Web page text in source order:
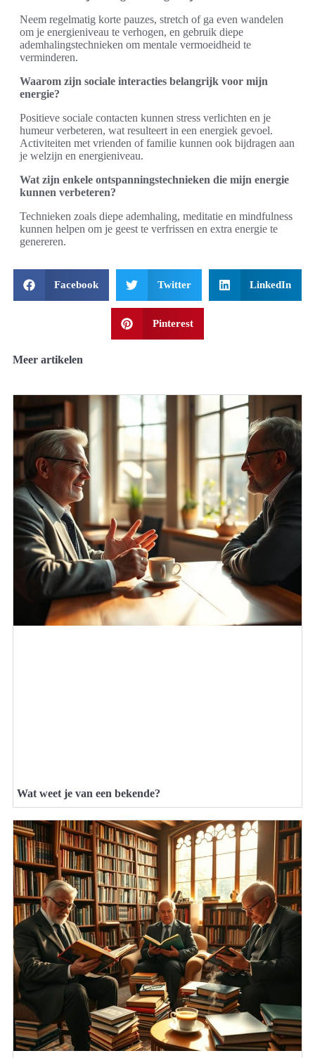
Neem regelmatig korte pauzes, stretch of ga even wandelen
om je energieniveau te verhogen, en gebruik diepe
ademhalingstechnieken om mentale vermoeidheid te
verminderen.
Waarom zijn sociale interacties belangrijk voor mijn
energie?
Positieve sociale contacten kunnen stress verlichten en je
humeur verbeteren, wat resulteert in een energiek gevoel.
Activiteiten met vrienden of familie kunnen ook bijdragen aan
je welzijn en energieniveau.
Wat zijn enkele ontspanningstechnieken die mijn energie
kunnen verbeteren?
Technieken zoals diepe ademhaling, meditatie en mindfulness
kunnen helpen om je geest te verfrissen en extra energie te
genereren.
Facebook Twitter LinkedIn
Pinterest
Meer artikelen
Wat weet je van een bekende?